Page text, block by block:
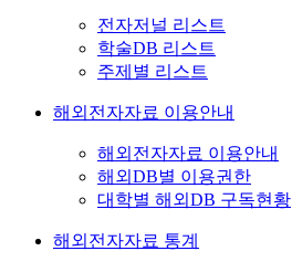
전자저널 리스트
학술DB 리스트
주제별 리스트
해외전자자료 이용안내
해외전자자료 이용안내
해외DB별 이용권한
대학별 해외DB 구독현황
해외전자자료 통계